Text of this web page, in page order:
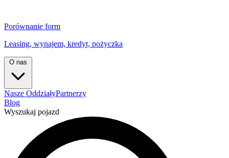
Porównanie form
Leasing, wynajem, kredyt, pożyczka
O nas
Nasze OddziałyPartnerzy
Blog
Wyszukaj pojazd